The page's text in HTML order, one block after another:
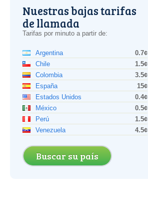
Nuestras bajas tarifas
de llamada
Tarifas por minuto a partir de:
Argentina
0.7¢
Chile
1.5¢
Colombia
3.5¢
España
15¢
Estados Unidos
0.4¢
México
0.5¢
Perú
1.5¢
Venezuela
4.5¢
Buscar su país